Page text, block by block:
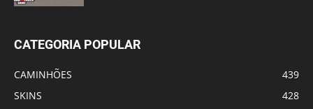
CATEGORIA POPULAR
CAMINHÕES
439
SKINS
428